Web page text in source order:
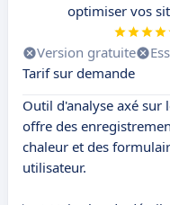
optimiser vos
Version gratuite
Tarif sur demande
Outil d'analyse axé sur
offre des
chaleur et des
utilisateur.